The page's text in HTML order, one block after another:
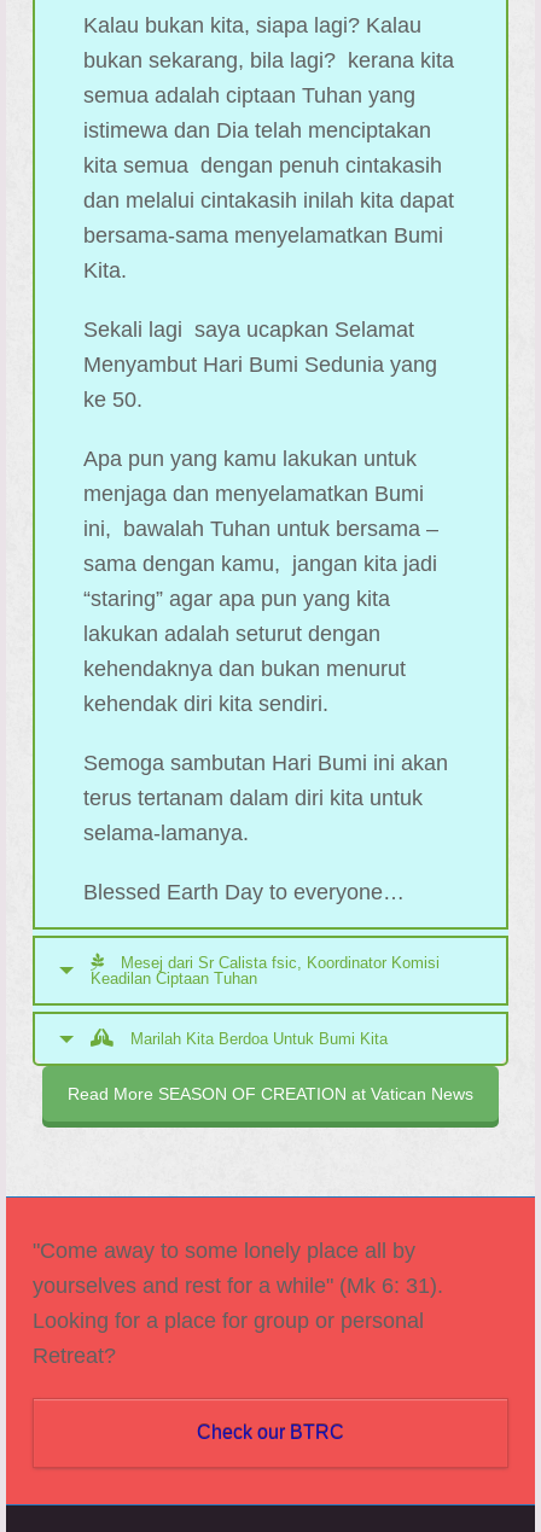
Kalau bukan kita, siapa lagi? Kalau
bukan sekarang, bila lagi? kerana kita
semua adalah ciptaan Tuhan yang
istimewa dan Dia telah menciptakan
kita semua dengan penuh cintakasih
dan melalui cintakasih inilah kita dapat
bersama-sama menyelamatkan Bumi
Kita.
Sekali lagi saya ucapkan Selamat
Menyambut Hari Bumi Sedunia yang
ke 50.
Apa pun yang kamu lakukan untuk
menjaga dan menyelamatkan Bumi
ini, bawalah Tuhan untuk bersama –
sama dengan kamu, jangan kita jadi
“staring” agar apa pun yang kita
lakukan adalah seturut dengan
kehendaknya dan bukan menurut
kehendak diri kita sendiri.
Semoga sambutan Hari Bumi ini akan
terus tertanam dalam diri kita untuk
selama-lamanya.
Blessed Earth Day to everyone…
Mesej dari Sr Calista fsic, Koordinator Komisi
Keadilan Ciptaan Tuhan
Marilah Kita Berdoa Untuk Bumi Kita
Read More SEASON OF CREATION at Vatican News
"Come away to some lonely place all by
yourselves and rest for a while" (Mk 6: 31).
Looking for a place for group or personal
Retreat?
Check our BTRC